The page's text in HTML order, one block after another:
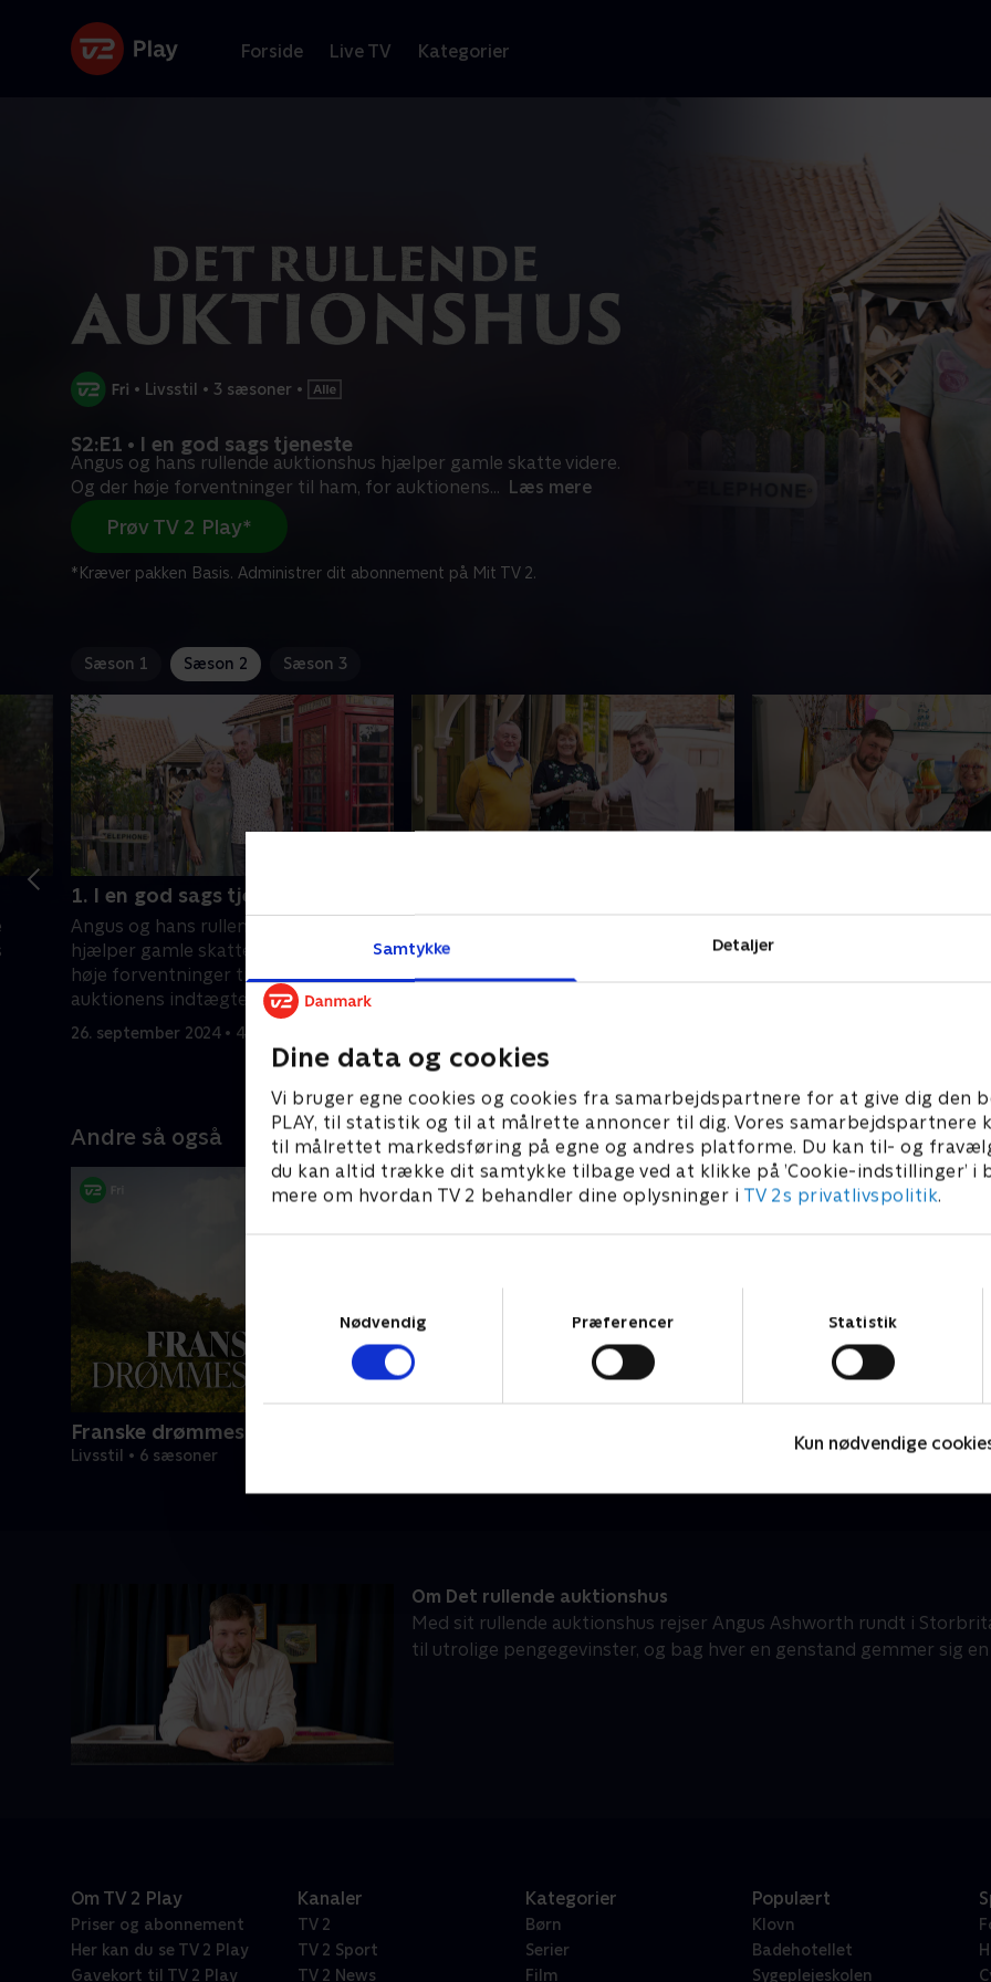
Samtykke Detaljer
Dine data og cookies
Vi bruger egne cookies og cookies fra samarbejdspartnere for at give dig den
PLAY, til statistik og til at målrette annoncer til dig. Vores samarbejdspartnere
til målrettet markedsføring på egne og andres platforme. Du kan til- og
du kan altid trække dit samtykke tilbage ved at klikke på ’Cookie-indstillinger’ i
mere om hvordan TV 2 behandler dine oplysninger i TV 2s privatlivspolitik.
Nødvendig
Præferencer Statistik
Kun nødvendige
Forside Live TV Kategorier
• Livsstil • 3 sæsoner •
S2:E1 • I en god sags tjeneste
Angus og hans rullende auktionshus hjælper gamle skatte videre.
Og der høje forventninger til ham, for auktionens... Læs mere
Prøv TV 2 Play*
*Kræver pakken Basis. Administrer dit abonnement på Mit TV 2.
Sæson 1 Sæson 2 Sæson 3
1. I en god sags tjeneste
Angus og hans rullende auktionshus
hjælper gamle skatte videre. Og der
høje forventninger til ham, for
auktionens indtægter går denne gang
til velgørenhed.
26. september 2024 • 43 min
hvor der gemmer sig flere værdifulde
genstande. Angus hjælper også
Pensionisten Val håber på en
Andre så også
Franske drømmeslotte
Livsstil • 6 sæsoner
Om Det rullende auktionshus
Med sit rullende auktionshus rejser Angus Ashworth rundt i
til utrolige pengegevinster, og bag hver en genstand gemmer sig
Om TV 2 Play
Priser og abonnement
Her kan du se TV 2 Play
Gavekort til TV 2 Play
Kanaler
TV 2
TV 2 Sport
TV 2 News
Kategorier
Børn
Serier
Film
Populært
Klovn
Badehotellet
Sygeplejeskolen